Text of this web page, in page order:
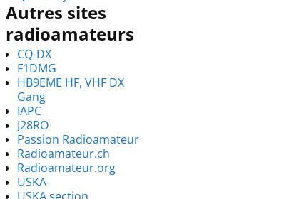
Autres sites
radioamateurs
CQ-DX
F1DMG
HB9EME HF, VHF DX
Gang
IAPC
J28RO
Passion Radioamateur
Radioamateur.ch
Radioamateur.org
USKA